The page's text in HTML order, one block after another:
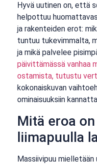
Hyvä uutinen on, että
helpottuu
ja rakenteiden erot:
tuntuu tukevimmalta,
ja mikä palvelee
päivittämässä vanhaa
ostamista, tutustu
kokonaiskuvan
ominaisuuksiin
Mitä eroa
liimapuulla
Massiivipuu mielletään